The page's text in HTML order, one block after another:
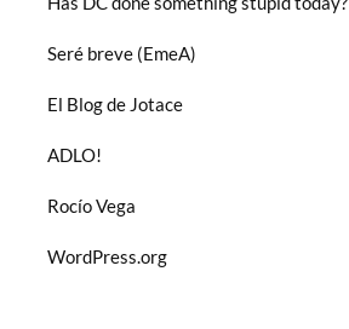
Seré breve (EmeA)
El Blog de Jotace
ADLO!
Rocío Vega
WordPress.org